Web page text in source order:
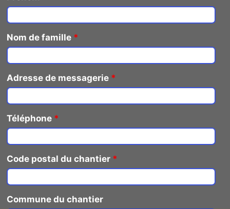
Nom de famille *
Adresse de messagerie *
Téléphone *
Code postal du chantier *
Commune du chantier